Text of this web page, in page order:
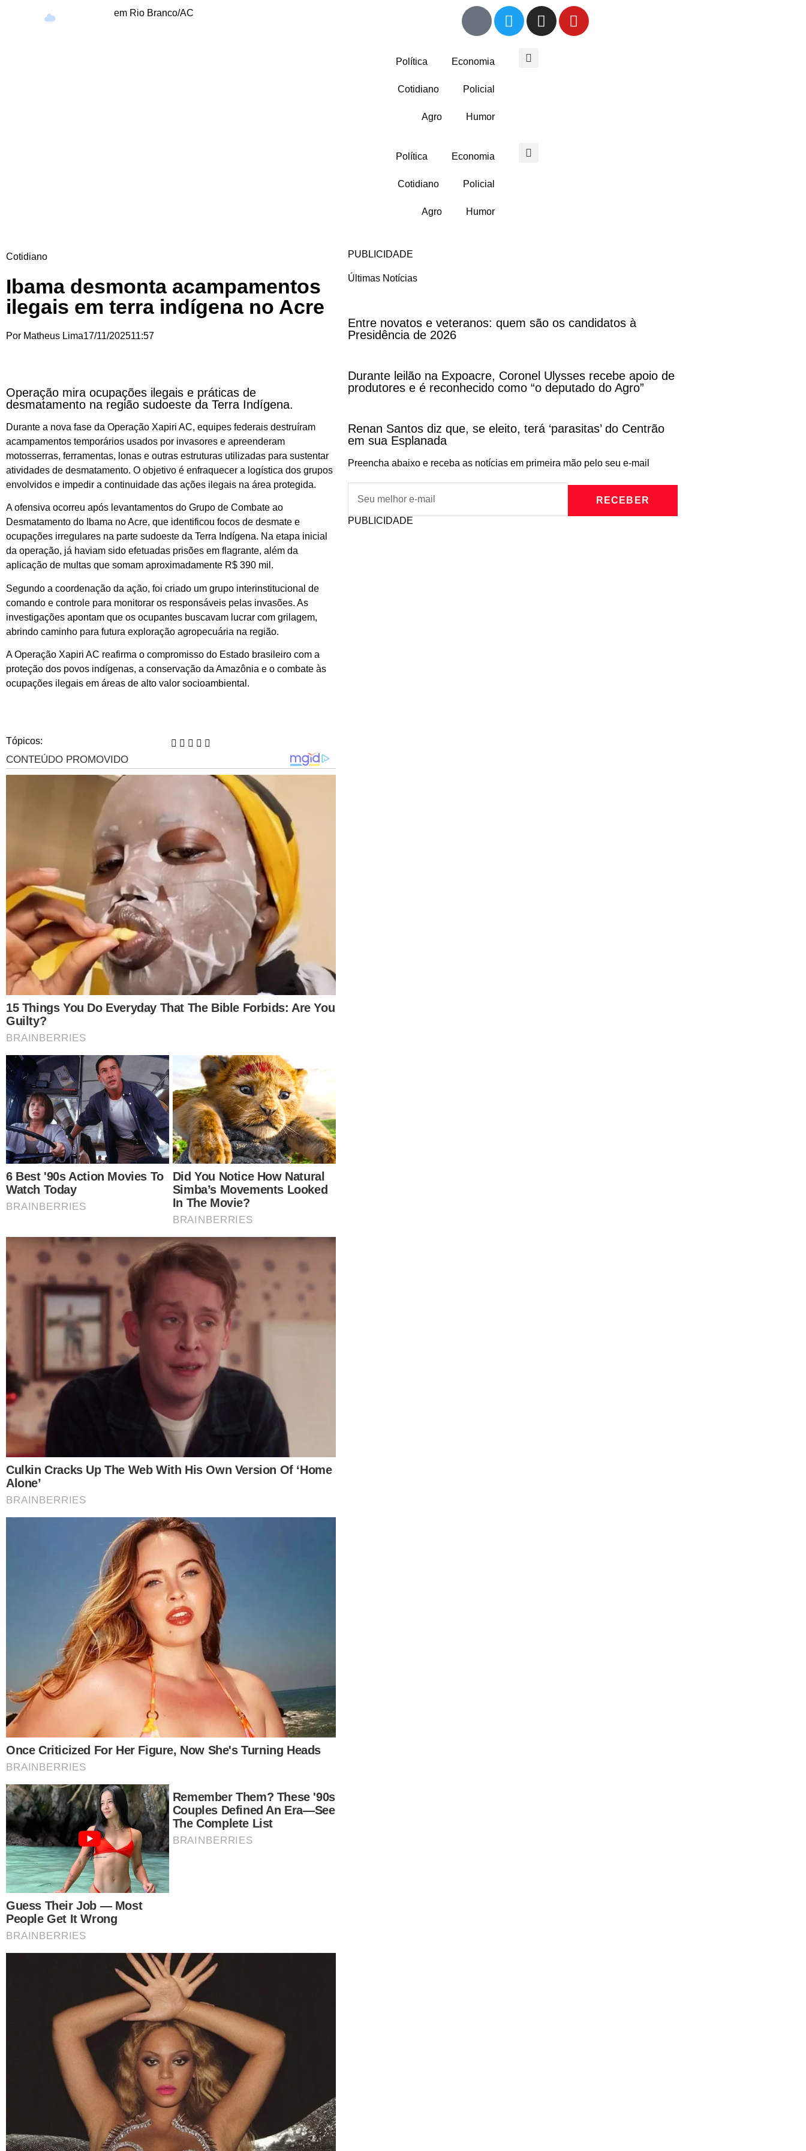
em Rio Branco/AC
Política Economia
Cotidiano Policial
Agro Humor
Política Economia
Cotidiano Policial
Agro Humor
Cotidiano
Ibama desmonta acampamentos
ilegais em terra indígena no Acre
Por Matheus Lima17/11/202511:57
Operação mira ocupações ilegais e práticas de
desmatamento na região sudoeste da Terra Indígena.
Durante a nova fase da Operação Xapiri AC, equipes federais destruíram
acampamentos temporários usados por invasores e apreenderam
motosserras, ferramentas, lonas e outras estruturas utilizadas para sustentar
atividades de desmatamento. O objetivo é enfraquecer a logística dos grupos
envolvidos e impedir a continuidade das ações ilegais na área protegida.
A ofensiva ocorreu após levantamentos do Grupo de Combate ao
Desmatamento do Ibama no Acre, que identificou focos de desmate e
ocupações irregulares na parte sudoeste da Terra Indígena. Na etapa inicial
da operação, já haviam sido efetuadas prisões em flagrante, além da
aplicação de multas que somam aproximadamente R$ 390 mil.
Segundo a coordenação da ação, foi criado um grupo interinstitucional de
comando e controle para monitorar os responsáveis pelas invasões. As
investigações apontam que os ocupantes buscavam lucrar com grilagem,
abrindo caminho para futura exploração agropecuária na região.
A Operação Xapiri AC reafirma o compromisso do Estado brasileiro com a
proteção dos povos indígenas, a conservação da Amazônia e o combate às
ocupações ilegais em áreas de alto valor socioambiental.
Tópicos:
PUBLICIDADE
Últimas Notícias
Entre novatos e veteranos: quem são os candidatos à
Presidência de 2026
Durante leilão na Expoacre, Coronel Ulysses recebe apoio de
produtores e é reconhecido como “o deputado do Agro”
Renan Santos diz que, se eleito, terá ‘parasitas’ do Centrão
em sua Esplanada
Preencha abaixo e receba as notícias em primeira mão pelo seu e-mail
RECEBER
PUBLICIDADE